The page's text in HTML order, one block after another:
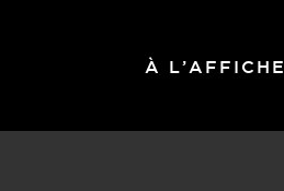
À L’AFFICHE